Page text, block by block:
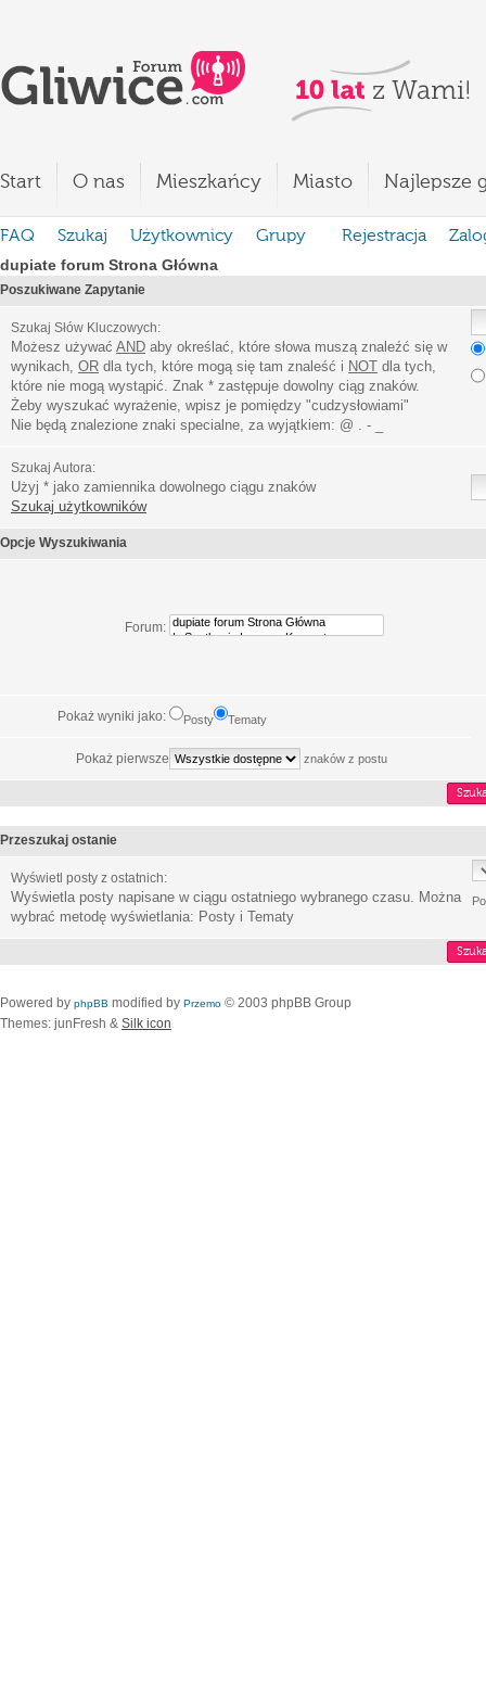
Start O nas Mieszkańcy Miasto Najlepsze
FAQ Szukaj Użytkownicy Grupy Rejestracja
dupiate forum Strona Główna
Poszukiwane Zapytanie
Szukaj Słów Kluczowych:
Możesz używać AND aby określać, które słowa muszą znaleźć się w
wynikach, OR dla tych, które mogą się tam znaleść i NOT dla tych,
które nie mogą wystąpić. Znak * zastępuje dowolny ciąg znaków.
Żeby wyszukać wyrażenie, wpisz je pomiędzy "cudzysłowiami"
Nie będą znalezione znaki specialne, za wyjątkiem: @ . - _
Szukaj Autora:
Użyj * jako zamiennika dowolnego ciągu znaków
Szukaj użytkowników
Opcje Wyszukiwania
Forum:
Pokaż wyniki jako: Posty Tematy
Pokaż pierwsze znaków z postu
Przeszukaj ostanie
Wyświetl posty z ostatnich:
Wyświetla posty napisane w ciągu ostatniego wybranego czasu. Można
wybrać metodę wyświetlania: Posty i Tematy
Powered by phpBB modified by Przemo © 2003 phpBB Group
Themes: junFresh & Silk icon